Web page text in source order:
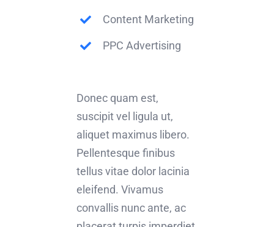
Content Marketing
PPC Advertising
Donec quam est,
suscipit vel ligula ut,
aliquet maximus libero.
Pellentesque finibus
tellus vitae dolor lacinia
eleifend. Vivamus
convallis nunc ante, ac